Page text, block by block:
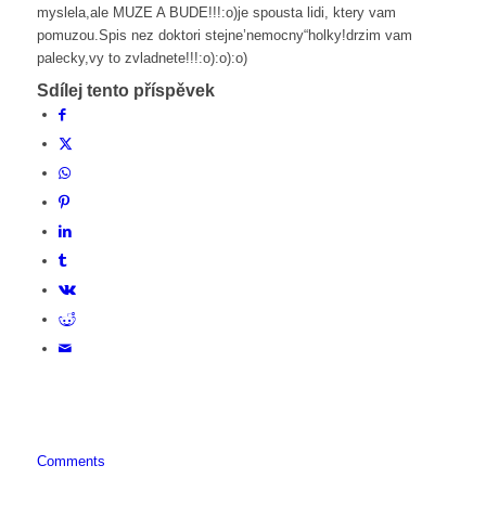
myslela,ale MUZE A BUDE!!!:o)je spousta lidi, ktery vam
pomuzou.Spis nez doktori stejne’nemocny“holky!drzim vam
palecky,vy to zvladnete!!!:o):o):o)
Sdílej tento příspěvek
Comments